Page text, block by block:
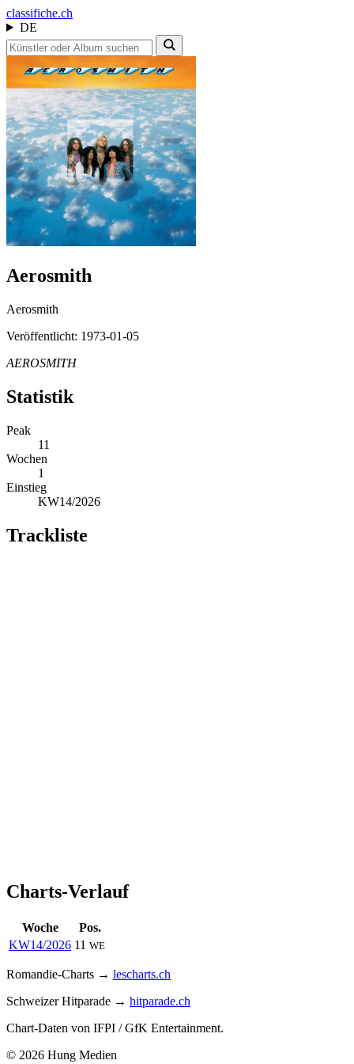
classifiche.ch
DE
Aerosmith
Aerosmith
Veröffentlicht: 1973-01-05
AEROSMITH
Statistik
Peak
11
Wochen
1
Einstieg
KW14/2026
Trackliste
Charts-Verlauf
Woche
Pos.
KW14/2026 11 WE
Romandie-Charts → lescharts.ch
Schweizer Hitparade → hitparade.ch
Chart-Daten von IFPI / GfK Entertainment.
© 2026 Hung Medien